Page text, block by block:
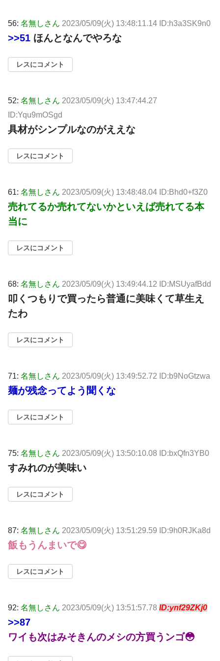
56: 名無しさん 2023/05/09(火) 13:48:11.14 ID:h3a3SK9n0
>>51 ほんとなんでやろな
レスにコメント
52: 名無しさん 2023/05/09(火) 13:47:44.27
ID:Yqu9mOSgd
具材がシンプルなのがええな
レスにコメント
61: 名無しさん 2023/05/09(火) 13:48:48.04 ID:Bhd0+f3Z0
売れてるか売れてないかといえば売れてる本
当に
レスにコメント
68: 名無しさん 2023/05/09(火) 13:49:44.12 ID:MSUyafBdd
叩くつもりで買ったら普通に美味くて草生え
たわ
レスにコメント
71: 名無しさん 2023/05/09(火) 13:49:52.72 ID:b9NoGtzwa
麺が残念ってよう聞くな
レスにコメント
75: 名無しさん 2023/05/09(火) 13:50:10.08 ID:bxQfn3YB0
すみれのが美味い
レスにコメント
87: 名無しさん 2023/05/09(火) 13:51:29.59 ID:9h0RJKa8d
飯もうんまいで😋
レスにコメント
92: 名無しさん 2023/05/09(火) 13:51:57.78 ID:ynf29ZKj0
>>87
ワイも次はみそきんのメシの方買うンゴ😳